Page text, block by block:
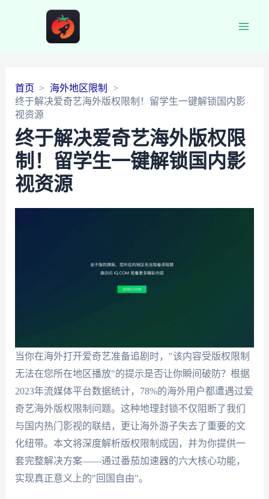
首页
海外地区限制
终于解决爱奇艺海外版权限制！留学生一键解锁国内影
视资源
终于解决爱奇艺海外版权限
制！留学生一键解锁国内影
视资源
当你在海外打开爱奇艺准备追剧时，"该内容受版权限制
无法在您所在地区播放"的提示是否让你瞬间破防？根据
2023年流媒体平台数据统计，78%的海外用户都遭遇过爱
奇艺海外版权限制问题。这种地理封锁不仅阻断了我们
与国内热门影视的联结，更让海外游子失去了重要的文
化纽带。本文将深度解析版权限制成因，并为你提供一
套完整解决方案——通过番茄加速器的六大核心功能，
实现真正意义上的"回国自由"。